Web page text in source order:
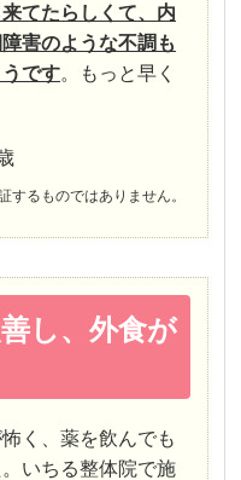
てたらしくて、内
害のような不調も
です。
もっと早く
るものではありません。
し、外食が
く、薬を飲んでも
いちる整体院で施